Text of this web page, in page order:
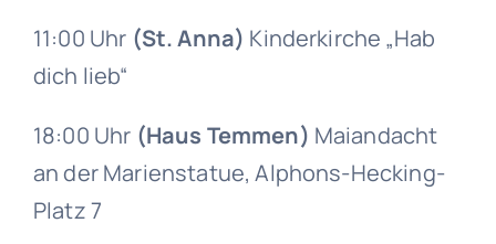
11:00 Uhr (St. Anna) Kinderkirche „Hab
dich lieb“
18:00 Uhr (Haus Temmen) Maiandacht
an der Marienstatue, Alphons-Hecking-
Platz 7